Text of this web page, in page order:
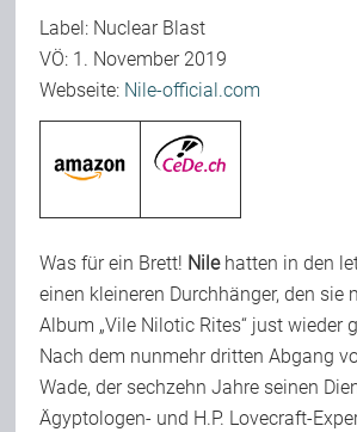
Team
Join Us
Kalender
Playlisten
Label: Nuclear Blast
VÖ: 1. November 2019
Webseite: Nile-official.com
Was für ein Brett! Nilehatten in den
einen kleineren Durchhänger, den sie
Album „Vile Nilotic Rites“ just wieder
Nach dem nunmehr dritten Abgang
Wade, der sechzehn Jahre seinen
Ägyptologen- und H.P. Lovecraft-